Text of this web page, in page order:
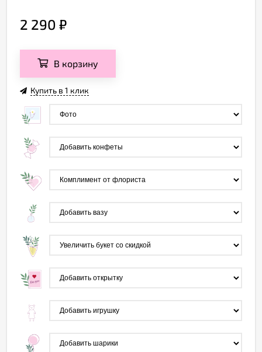
2 290 ₽
В корзину
Купить в 1 клик